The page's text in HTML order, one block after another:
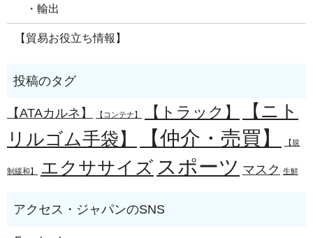
・輸出
【貿易お役立ち情報】
【ATAカルネ】 【コンテナ】 【トラック】
【ニト
リルゴム手袋】
【仲介・売買】 【規
制緩和】 エクササイズ スポーツ マスク 生鮮